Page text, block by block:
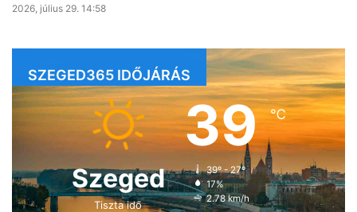
2026, július 29. 14:58
SZEGED365 IDŐJÁRÁS
Szeged
Tiszta idő
39℃
39º - 27º
17%
2.78 km/h